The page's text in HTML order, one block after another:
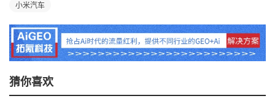
小米汽车
猜你喜欢